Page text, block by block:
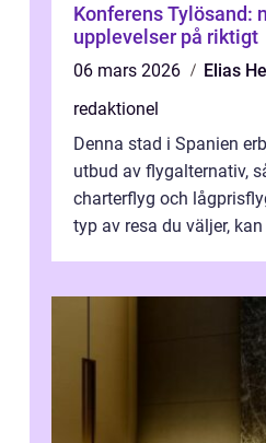
Konferens Tylösand:
upplevelser på riktigt
06 mars 2026
Elias
redaktionel
Denna stad i Spanien
utbud av flygalternativ,
charterflyg och
typ av resa du väljer,